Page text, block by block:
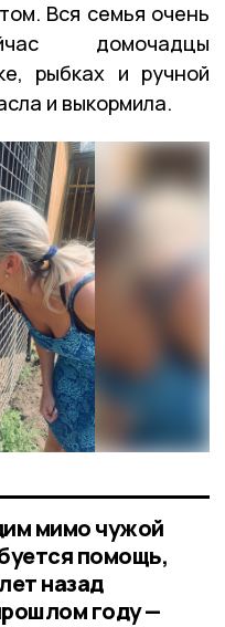
Вся семья очень
домочадцы
рыбках и ручной
и выкормила.
мимо чужой
помощь,
назад
году —